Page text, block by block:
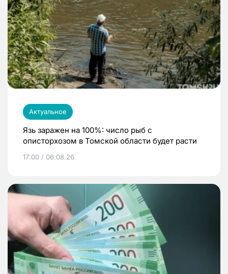
Актуальное
Язь заражен на 100%: число рыб с
описторхозом в Томской области будет расти
17:00 / 06.08.26